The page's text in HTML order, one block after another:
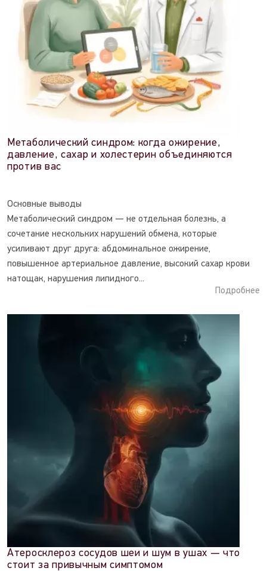
Метаболический синдром: когда ожирение,
давление, сахар и холестерин объединяются
против вас
Основные выводы
Метаболический синдром — не отдельная болезнь, а
сочетание нескольких нарушений обмена, которые
усиливают друг друга: абдоминальное ожирение,
повышенное артериальное давление, высокий сахар крови
натощак, нарушения липидного...
Подробнее
Атеросклероз сосудов шеи и шум в ушах — что
стоит за привычным симптомом